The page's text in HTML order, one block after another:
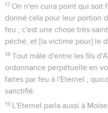
17 On n'en cuira point qui soit
donné cela pour leur portion
feu ; c'est une chose très-
péché, et [la victime pour] le
18 Tout mâle d'entre les fils
ordonnance perpétuelle en
faites par feu à l'Eternel ;
sanctifié.
19 L'Eternel parla aussi à